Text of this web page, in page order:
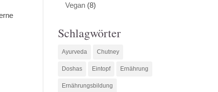
Vegan (8)
Schlagwörter
Ayurveda Chutney
Doshas Eintopf Ernährung
Ernährungsbildung